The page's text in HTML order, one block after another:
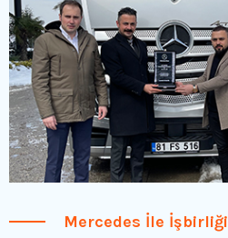
Mercedes İle İşbirliği